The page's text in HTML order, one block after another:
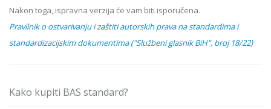
Nakon toga, ispravna verzija će vam biti isporučena.
Pravilnik o ostvarivanju i zaštiti autorskih prava na standardima i
standardizacijskim dokumentima ("Službeni glasnik BiH", broj 18/22)
Kako kupiti BAS standard?